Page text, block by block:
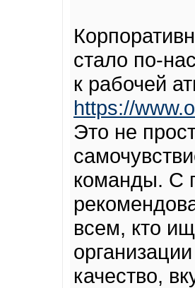
стало по-
к рабочей
https://
Это не
команды. С
всем, кто
качество,